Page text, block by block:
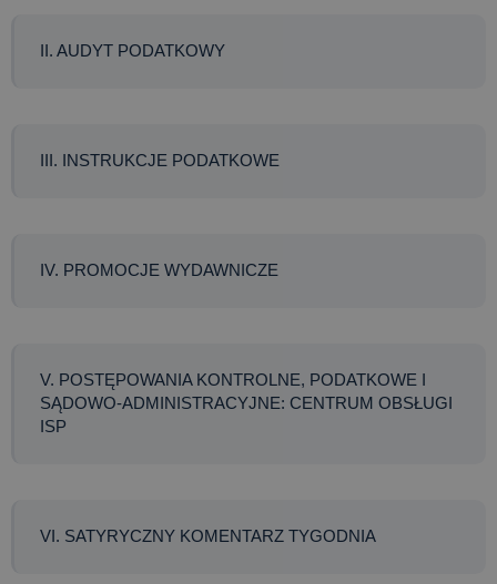
II. AUDYT PODATKOWY
III. INSTRUKCJE PODATKOWE
IV. PROMOCJE WYDAWNICZE
V. POSTĘPOWANIA KONTROLNE, PODATKOWE I
SĄDOWO-ADMINISTRACYJNE: CENTRUM OBSŁUGI
ISP
VI. SATYRYCZNY KOMENTARZ TYGODNIA